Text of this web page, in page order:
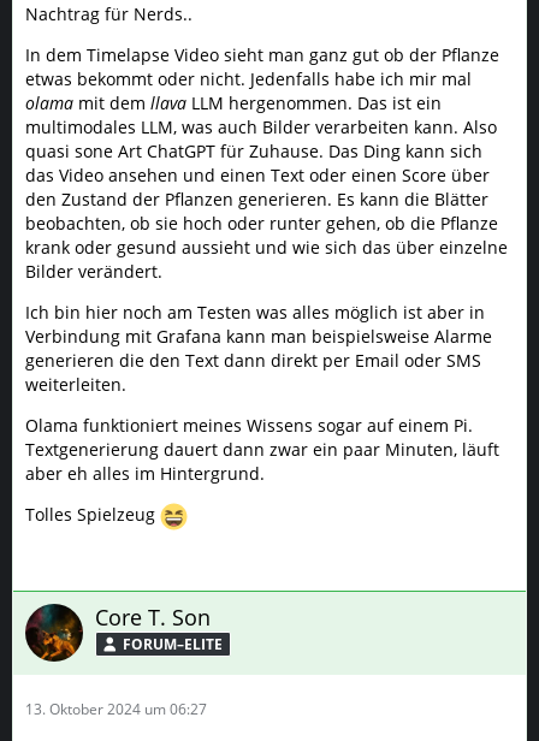
Nachtrag für Nerds..
In dem Timelapse Video sieht man ganz gut ob der Pflanze
etwas bekommt oder nicht. Jedenfalls habe ich mir mal
olama mit dem llava LLM hergenommen. Das ist ein
multimodales LLM, was auch Bilder verarbeiten kann. Also
quasi sone Art ChatGPT für Zuhause. Das Ding kann sich
das Video ansehen und einen Text oder einen Score über
den Zustand der Pflanzen generieren. Es kann die Blätter
beobachten, ob sie hoch oder runter gehen, ob die Pflanze
krank oder gesund aussieht und wie sich das über einzelne
Bilder verändert.
Ich bin hier noch am Testen was alles möglich ist aber in
Verbindung mit Grafana kann man beispielsweise Alarme
generieren die den Text dann direkt per Email oder SMS
weiterleiten.
Olama funktioniert meines Wissens sogar auf einem Pi.
Textgenerierung dauert dann zwar ein paar Minuten, läuft
aber eh alles im Hintergrund.
Tolles Spielzeug
Core T. Son
FORUM–ELITE
13. Oktober 2024 um 06:27